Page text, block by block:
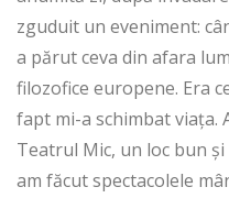
zguduit un eveniment:
a părut ceva din afara
filozofice europene. Era
fapt mi-a schimbat viața.
Teatrul Mic, un loc bun
am făcut spectacolele